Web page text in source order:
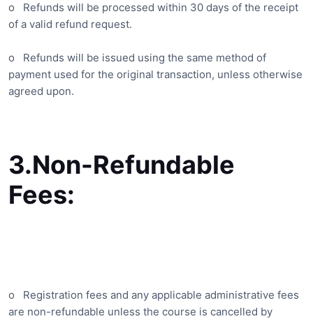
o
Refunds will be processed within 30 days of the receipt
of a valid refund request.
o
Refunds will be issued using the same method of
payment used for the original transaction, unless otherwise
agreed upon.
3.Non-Refundable
Fees:
o
Registration fees and any applicable administrative fees
are non-refundable unless the course is cancelled by